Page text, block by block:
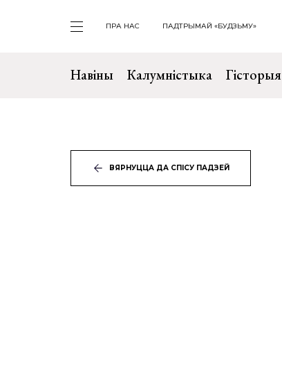
ПРА НАС ПАДТРЫМАЙ «БУДЗЬМУ»
Навіны Калумністыка Гісторыя
ВЯРНУЦЦА ДА СПІСУ ПАДЗЕЙ